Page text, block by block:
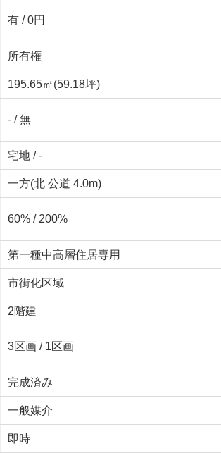
有 / 0円
所有権
195.65㎡(59.18坪)
- / 無
宅地 / -
一方(北 公道 4.0m)
60% / 200%
第一種中高層住居専用
市街化区域
2階建
3区画 / 1区画
完成済み
一般媒介
即時